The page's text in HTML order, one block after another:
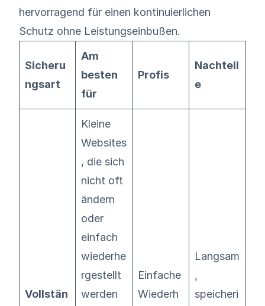
hervorragend für einen kontinuierlichen
Schutz ohne Leistungseinbußen.
Sicheru
ngsart
Am
besten
für
Profis
Nachteil
e
Vollstän
Kleine
Websites
, die sich
nicht oft
ändern
oder
einfach
wiederhe
rgestellt
werden
Einfache
Wiederh
Langsam
,
speicheri